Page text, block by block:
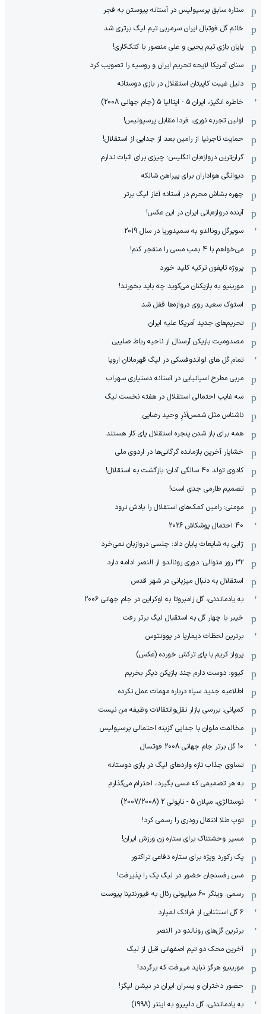
ستاره سابق پرسپولیس در آستانه پیوستن به فجر
خانم گل فوتبال ایران سرمربی تیم لیگ برتری شد
پایان بازی تیم یحیی و علی منصور با کتک‌کاری!
سنای آمریکا لایحه تحریم ایران و روسیه را تصویب کرد
دلیل غیبت کاپیتان استقلال در بازی دوستانه
خاطره انگیز، ایران 5 - ایتالیا 5 (جام جهانی 2008)
اولین تجربه نوری، فردا مقابل پرسپولیس!
حمایت تاجرنیا از رامین بعد از جدایی از استقلال!
گران‌ترین دروازه‌بان انگلیس: چیزی برای اثبات ندارم
دیوانگی هواداران برای پیراهن شالکه
چهره بشاش محرم در آستانه آغاز لیگ برتر
آینده دروازه‌بانی ایران در این عکس!
سوپرگل رونالدو به سمپدوریا در سال 2019
می‌خواهم با 4 بمب مسی را منفجر کنم!
پروژه تایفون ترکیه کلید خورد
مورینیو به بازیکنان می‌گوید چه باید بخورند!
استوک سعید روی دروازه‌ها قفل شد
تحریم‌های جدید آمریکا علیه ایران
مصدومیت بازیکن آرسنال از ناحیه رباط صلیبی
تمام گل های لواندوفسکی در لیگ قهرمانان اروپا
مربی مطرح اسپانیایی در آستانه دستیاری سهراب
سه غایب احتمالی استقلال در هفته نخست لیگ
ناشناس مثل شمس‌آذرِ وحید رضایی
همه برای باز شدن پنجره استقلال پای کار هستند
خشایار آخرین بازمانده گرگانی‌ها در اردوی ملی
کادوی تولد 40 سالگی آدان: بازگشت به استقلال!
تصمیم طارمی جدی است!
مومنی: رامین کمک‌های استقلال را یادش نرود
40 احتمال پوشکاش 2026
ژابی به شایعات پایان داد: چلسی دروازبان نمی‌خرد
۳۲ روز متوالی: دوری رونالدو از النصر ادامه دارد
استقلال به دنبال میزبانی در شهر قدس
به یادماندنی، گل زامبروتا به اوکراین در جام جهانی 2006
خیبر با چهار گل به استقبال لیگ برتر رفت
برترین لحظات دیماریا در یوونتوس
پرواز کریم با پای ترکش خورده (عکس)
کیوو: دوست دارم چند بازیکن دیگر بخریم
اطلاعیه جدید سپاه درباره مهمات عمل نکرده
کمپانی: بررسی بازار نقل‌وانتقالات وظیفه من نیست
مخالفت ملوان با جدایی گزینه احتمالی پرسپولیس
10 گل برتر جام جهانی 2008 فوتسال
تساوی جذاب تازه واردهای لیگ در بازی دوستانه
به هر تصمیمی که مسی بگیرد، احترام می‌گذارم
نوستالژی، میلان 5 - ناپولی 2 (2007/2008)
توپ طلا انتقال رودری را رسمی کرد!
مسیر وحشتناک برای ستاره زن ورزش ایران!
یک رکورد ویژه برای ستاره دفاعی تراکتور
مس رفسنجان حضور در لیگ یک را پذیرفت!
رسمی: وینگر 60 میلیونی رئال به فیورنتینا پیوست
6 گل استثنایی از فرانک لمپارد
برترین گل‌های رونالدو در النصر
آخرین محک دو تیم اصفهانی قبل از لیگ
مورینیو هرگز نباید می‌رفت که برگردد!
حضور دختران و پسران ایران در نیشن لیگز!
به یادماندنی، گل دلپیرو به اینتر (1998)